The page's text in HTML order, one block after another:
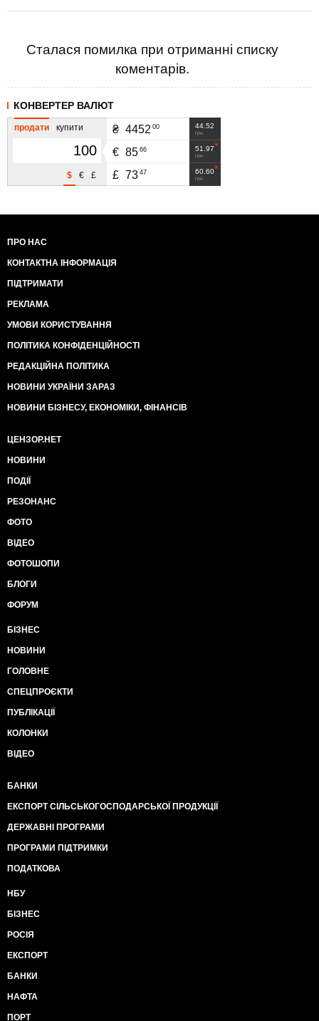
Сталася помилка при отриманні списку
коментарів.
КОНВЕРТЕР ВАЛЮТ
продати купити
£
€
$
44.52
грн
₴ 4452 00
51.97
грн
€ 85 66
60.60
грн
£ 73 47
ПРО НАС
КОНТАКТНА ІНФОРМАЦІЯ
ПІДТРИМАТИ
РЕКЛАМА
УМОВИ КОРИСТУВАННЯ
ПОЛІТИКА КОНФІДЕНЦІЙНОСТІ
РЕДАКЦІЙНА ПОЛІТИКА
НОВИНИ УКРАЇНИ ЗАРАЗ
НОВИНИ БІЗНЕСУ, ЕКОНОМІКИ, ФІНАНСІВ
ЦЕНЗОР.НЕТ
НОВИНИ
ПОДІЇ
РЕЗОНАНС
ФОТО
ВІДЕО
ФОТОШОПИ
БЛОГИ
ФОРУМ
БІЗНЕС
НОВИНИ
ГОЛОВНЕ
СПЕЦПРОЄКТИ
ПУБЛІКАЦІЇ
КОЛОНКИ
ВІДЕО
БАНКИ
ЕКСПОРТ СІЛЬСЬКОГОСПОДАРСЬКОЇ ПРОДУКЦІЇ
ДЕРЖАВНІ ПРОГРАМИ
ПРОГРАМИ ПІДТРИМКИ
ПОДАТКОВА
НБУ
БІЗНЕС
РОСІЯ
ЕКСПОРТ
БАНКИ
НАФТА
ПОРТ